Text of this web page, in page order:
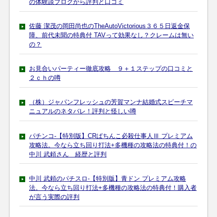
の体験談ブログから評判と口コミ
佐藤 潔茂の岡田尚也のTheAutoVictorious３６５日返金保
障、前代未聞の特典付 TAVって効果なし？クレームは無い
の？
お見合いパーティー徹底攻略 ９＋１ステップの口コミと
２ｃｈの噂
（株）ジャパンフレッシュの芳賀マンナ結婚式スピーチマ
ニュアルのネタバレ！評判と怪しい噂
パチンコ-【特別版】CRぱちんこ必殺仕事人Ⅲ プレミアム
攻略法。今なら立ち回り打法+多機種の攻略法の特典付！の
中川 武頼さん 経歴と評判
中川 武頼のパチスロ-【特別版】青ドン プレミアム攻略
法。今なら立ち回り打法+多機種の攻略法の特典付！購入者
が言う実際の評判